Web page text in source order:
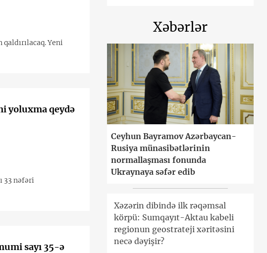
Yeni
yoluxma qeydə
33 nəfəri
sayı 35-ə
Xəbərlər
Ceyhun Bayramov Azərbaycan-
Rusiya münasibətlərinin
normallaşması fonunda
Ukraynaya səfər edib
Xəzərin dibində ilk rəqəmsal
körpü: Sumqayıt-Aktau kabeli
regionun geostrateji xəritəsini
necə dəyişir?